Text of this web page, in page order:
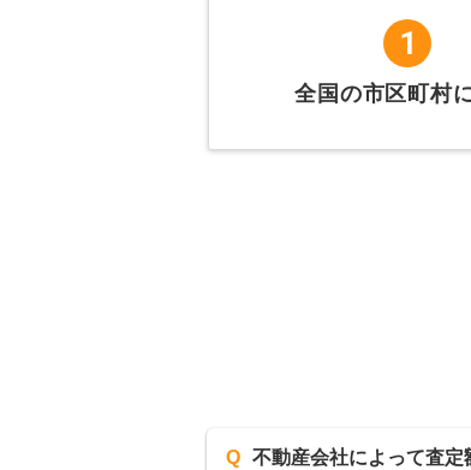
1
全国の市区町村
Q 不動産会社によって査定